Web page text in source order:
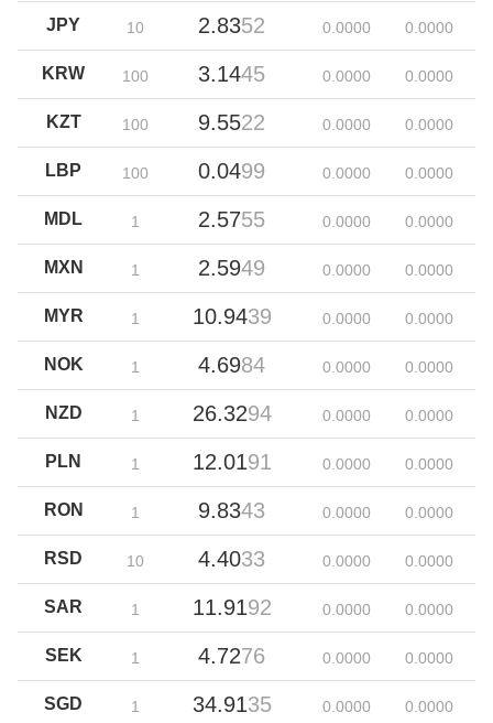
JPY 10 2.8352 0.0000 0.0000
KRW 100 3.1445 0.0000 0.0000
KZT 100 9.5522 0.0000 0.0000
LBP 100 0.0499 0.0000 0.0000
MDL 1 2.5755 0.0000 0.0000
MXN 1 2.5949 0.0000 0.0000
MYR 1 10.9439 0.0000 0.0000
NOK 1 4.6984 0.0000 0.0000
NZD 1 26.3294 0.0000 0.0000
PLN 1 12.0191 0.0000 0.0000
RON 1 9.8343 0.0000 0.0000
RSD 10 4.4033 0.0000 0.0000
SAR 1 11.9192 0.0000 0.0000
SEK 1 4.7276 0.0000 0.0000
SGD 1 34.9135 0.0000 0.0000